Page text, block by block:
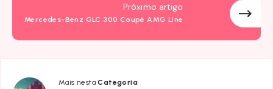
Próximo artigo
Mercedes-Benz GLC 300 Coupé AMG Line
Mais nestaCategoria
Carros